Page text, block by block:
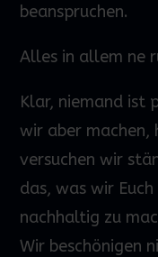
beanspruchen.
Alles in allem ne
Klar, niemand ist
wir aber machen,
versuchen wir
das, was wir
nachhaltig zu
Wir beschönigen